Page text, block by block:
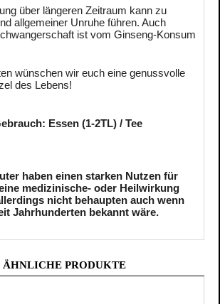
über längeren Zeitraum kann zu
allgemeiner Unruhe führen. Auch
ist vom Ginseng-Konsum
wünschen wir euch eine genussvolle
des Lebens!
Essen (1-2TL) / Tee
haben einen starken Nutzen für
medizinische- oder Heilwirkung
nicht behaupten auch wenn
Jahrhunderten bekannt wäre.
ÄHNLICHE PRODUKTE